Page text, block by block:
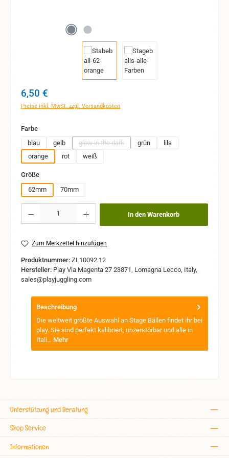
Regulärer Preis:
6,50 €
Preise inkl. MwSt. zzgl. Versandkosten
Farbeauswählen
blau
gelb glow in the dark
(Diese Option ist zurzeit nicht verfügbar.)
grün
lila
orange
rot weiß
Größeauswählen
62mm
70mm
Produkt Anzahl: Gib den gewünschten Wert ein oder benutze die Schaltflächen
In den Warenkorb
Zum Merkzettel hinzufügen
Produktnummer: ZL10092.12
Hersteller: Play Via Magenta 27 23871, Lomagna Lecco, Italy,
sales@playjuggling.com
Beschreibung
Die weltweit größte Auswahl an Stage Bällen findet ihr bei
play. Sie sind perfekt kalibriert, unzerstörbar und alle in
Itali… Mehr
Unterstützung und Beratung
Shop Service
Informationen